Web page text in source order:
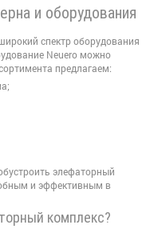
и оборудования
спектр оборудования
Neuero можно
предлагаем:
элефаторный
и эффективным в
комплекс?